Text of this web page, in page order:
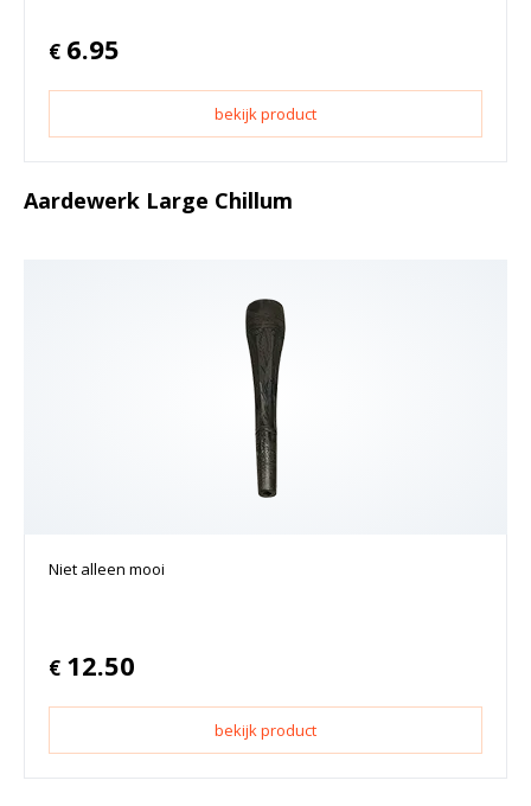
€ 6.95
bekijk product
Aardewerk Large Chillum
Niet alleen mooi
€ 12.50
bekijk product